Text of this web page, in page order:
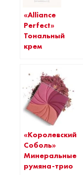
«Alliance
Perfect»
Тональный
крем
«Королевский
Соболь»
Минеральные
румяна-трио